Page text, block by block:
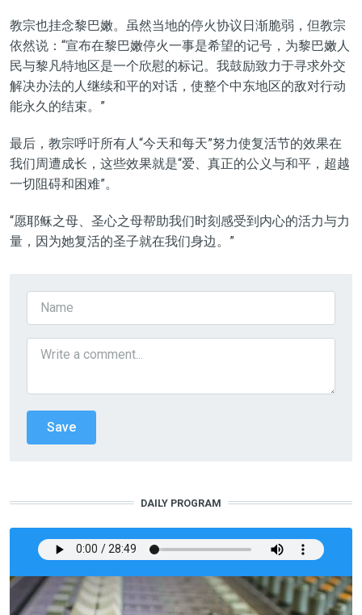
教宗也挂念黎巴嫩。虽然当地的停火协议日渐脆弱，但教宗
依然说：“宣布在黎巴嫩停火一事是希望的记号，为黎巴嫩人
民与黎凡特地区是一个欣慰的标记。我鼓励致力于寻求外交
解决办法的人继续和平的对话，使整个中东地区的敌对行动
能永久的结束。”
最后，教宗呼吁所有人“今天和每天”努力使复活节的效果在
我们周遭成长，这些效果就是“爱、真正的公义与和平，超越
一切阻碍和困难”。
“愿耶稣之母、圣心之母帮助我们时刻感受到内心的活力与力
量，因为她复活的圣子就在我们身边。”
DAILY PROGRAM